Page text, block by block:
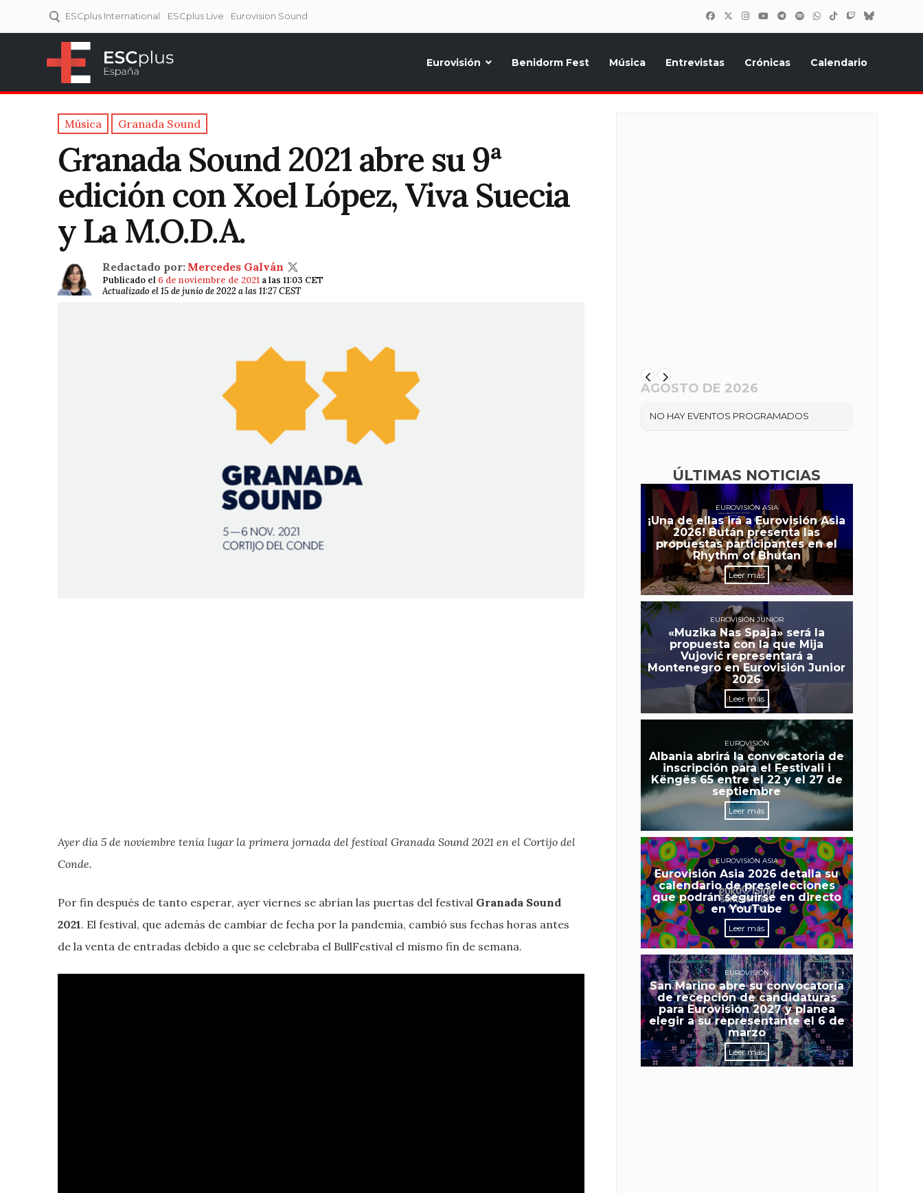
ESCplus International ESCplus Live Eurovision Sound
Eurovisión Benidorm Fest Música Entrevistas Crónicas Calendario
Música Granada Sound
Granada Sound 2021 abre su 9ª
edición con Xoel López, Viva Suecia
y La M.O.D.A.
Redactado por: Mercedes Galván
Publicado el 6 de noviembre de 2021 a las 11:03 CET
Actualizado el 15 de junio de 2022 a las 11:27 CEST
Ayer día 5 de noviembre tenía lugar la primera jornada del festival Granada Sound 2021 en el Cortijo del
Conde.
Por fin después de tanto esperar, ayer viernes se abrían las puertas del festival Granada Sound
2021. El festival, que además de cambiar de fecha por la pandemia, cambió sus fechas horas antes
de la venta de entradas debido a que se celebraba el BullFestival el mismo fin de semana.
AGOSTO DE 2026
NO HAY EVENTOS PROGRAMADOS
ÚLTIMAS NOTICIAS
EUROVISIÓN ASIA
¡Una de ellas irá a Eurovisión Asia
2026! Bután presenta las
propuestas participantes en el
Rhythm of Bhutan
Leer más
EUROVISIÓN JUNIOR
«Muzika Nas Spaja» será la
propuesta con la que Mija
Vujović representará a
Montenegro en Eurovisión Junior
2026
Leer más
EUROVISIÓN
Albania abrirá la convocatoria de
inscripción para el Festivali i
Këngës 65 entre el 22 y el 27 de
septiembre
Leer más
EUROVISIÓN ASIA
Eurovisión Asia 2026 detalla su
calendario de preselecciones
que podrán seguirse en directo
en YouTube
Leer más
EUROVISIÓN
San Marino abre su convocatoria
de recepción de candidaturas
para Eurovisión 2027 y planea
elegir a su representante el 6 de
marzo
Leer más